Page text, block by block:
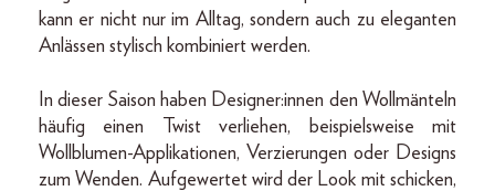
kann er nicht nur im Alltag, sondern auch zu eleganten
Anlässen stylisch kombiniert werden.
In dieser Saison haben Designer:innen den Wollmänteln
häufig einen Twist verliehen, beispielsweise mit
Wollblumen-Applikationen, Verzierungen oder Designs
zum Wenden. Aufgewertet wird der Look mit schicken,